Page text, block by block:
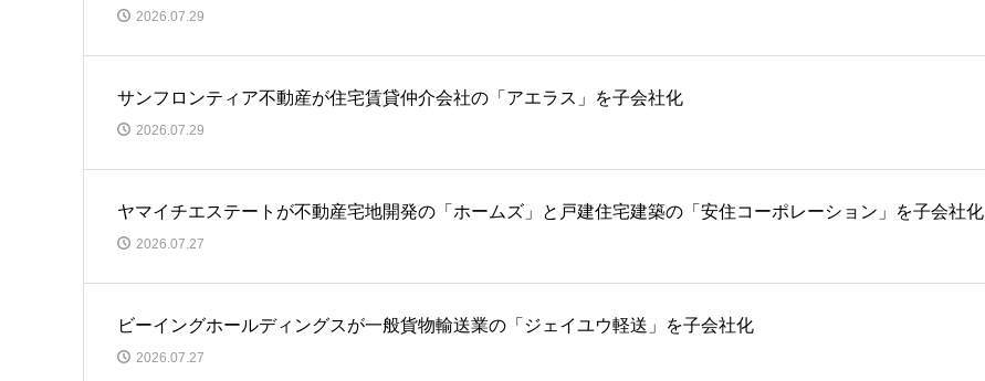
2026.07.29
サンフロンティア不動産が住宅賃貸仲介会社の「アエラス」を子会社化
2026.07.29
ヤマイチエステートが不動産宅地開発の「ホームズ」と戸建住宅建築の「安住コーポレーション」を子会社化
2026.07.27
ビーイングホールディングスが一般貨物輸送業の「ジェイユウ軽送」を子会社化
2026.07.27